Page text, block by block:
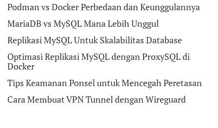
Podman vs Docker Perbedaan dan Keunggulannya
MariaDB vs MySQL Mana Lebih Unggul
Replikasi MySQL Untuk Skalabilitas Database
Optimasi Replikasi MySQL dengan ProxySQL di
Docker
Tips Keamanan Ponsel untuk Mencegah Peretasan
Cara Membuat VPN Tunnel dengan Wireguard